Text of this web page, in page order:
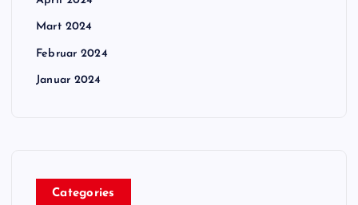
Mart 2024
Februar 2024
Januar 2024
Categories